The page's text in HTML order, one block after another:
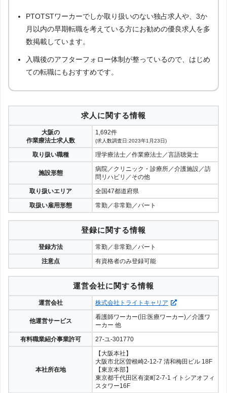
PTOTSTワーカーでしか取り扱いのない独占求人や、3か
月以内の早期転職を考えている方にお勧めの優良求人を多
数掲載しています。
入職後のアフターフォロー体制が整っているので、はじめ
ての転職にもおすすめです。
求人に関する情報
大阪の
作業療法士求人数
1,692件
(求人数調査日:2023年1月23日)
取り扱い職種 理学療法士／作業療法士／言語聴覚士
施設形態
病院／クリニック・診療所／介護施設／訪
問リハビリ／その他
取り扱いエリア
全国47都道府県
取扱い雇用形態
常勤／非常勤／パート
登録に関する情報
登録方法
常勤／非常勤／パート
注意点
有資格者のみ登録可能
運営会社に関する情報
運営会社 株式会社トライトキャリア
他運営サービス
看護師ワーカー(旧:医療ワーカー)／介護ワ
ーカー 他
有料職業紹介事業許可
27-ユ-301770
本社所在地
【大阪本社】
大阪市北区曽根崎2-12-7 清和梅田ビル 18F
【東京本部】
東京都千代田区有楽町2-7-1 イトシアオフィ
スタワー16F